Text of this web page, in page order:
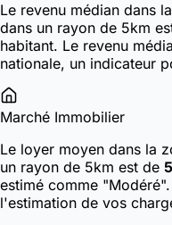
Le revenu médian dans
dans un rayon de 5km
habitant. Le revenu
nationale, un indicateur
Marché Immobilier
Le loyer moyen dans la
un rayon de 5km est de
estimé comme
l'estimation de vos